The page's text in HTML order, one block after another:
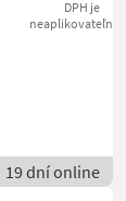
DPH je
neaplikovateľné
19 dní online